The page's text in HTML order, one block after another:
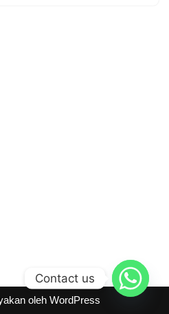
oleh WordPress
Contact us